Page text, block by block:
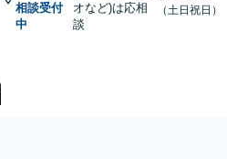
相談受付
中
オなど)は応相
談
（土日祝日）